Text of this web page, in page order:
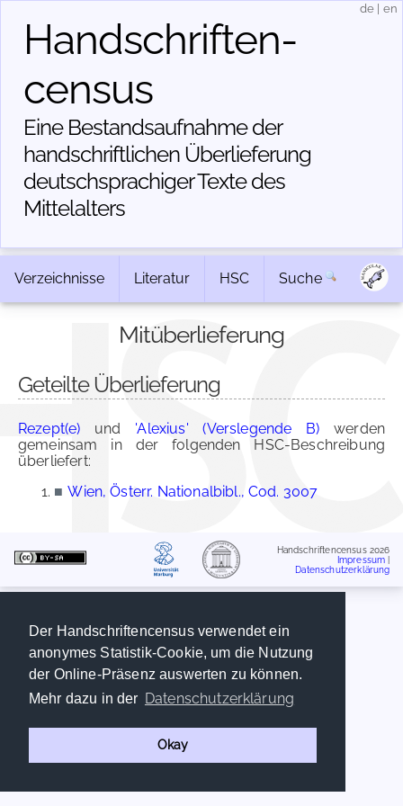
Der Handschriftencensus verwendet ein
anonymes Statistik-Cookie, um die Nutzung
der Online-Präsenz auswerten zu können.
Mehr dazu in der Datenschutzerklärung
Okay
Handschriften­
census
Eine Bestandsaufnahme der
handschriftlichen Über­lieferung
deutschsprachiger Texte des
Mittelalters
de en
Verzeichnisse Literatur HSC Suche
Mitüberlieferung
Geteilte Überlieferung
Rezept(e) und 'Alexius' (Verslegende B) werden
gemeinsam in der folgenden HSC-Beschreibung
überliefert:
■ Wien, Österr. Nationalbibl., Cod. 3007
Handschriftencensus 2026
Impressum
Datenschutzerklärung